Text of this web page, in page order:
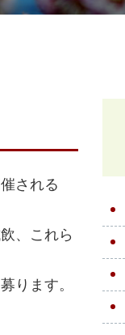
される
、これら
ります。